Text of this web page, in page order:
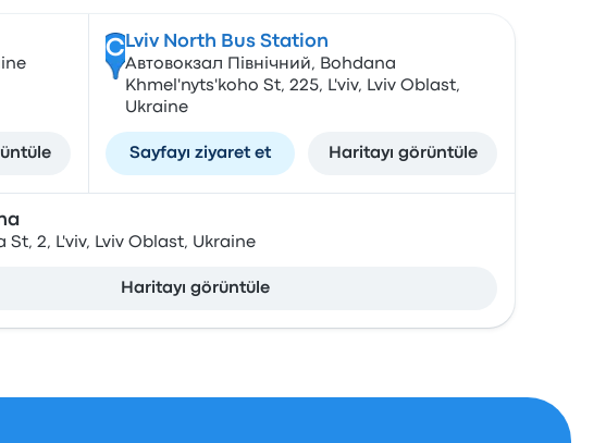
CLviv North Bus Station
Автовокзал Північний, Bohdana
Khmel'nyts'koho St, 225, L'viv, Lviv Oblast,
Ukraine
Sayfayı ziyaret et Haritayı görüntüle
St, 2, L'viv, Lviv Oblast, Ukraine
Haritayı görüntüle